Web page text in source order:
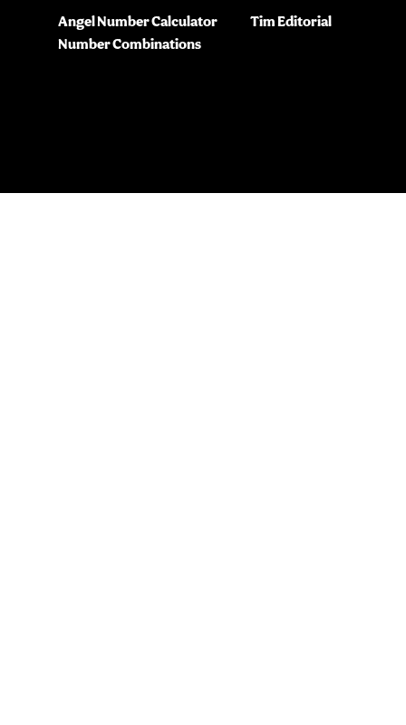
Angel Number Calculator
Number Combinations
Tim Editorial